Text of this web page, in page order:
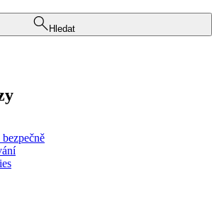
Hledat